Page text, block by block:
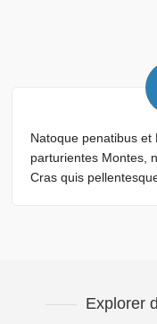
Natoque penatibus et
parturientes Montes,
Cras quis
Explorer